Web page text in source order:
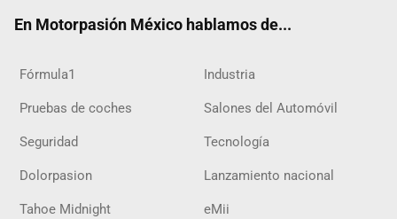
En Motorpasión México hablamos de...
Fórmula1 Industria
Pruebas de coches Salones del Automóvil
Seguridad Tecnología
Dolorpasion Lanzamiento nacional
Tahoe Midnight eMii